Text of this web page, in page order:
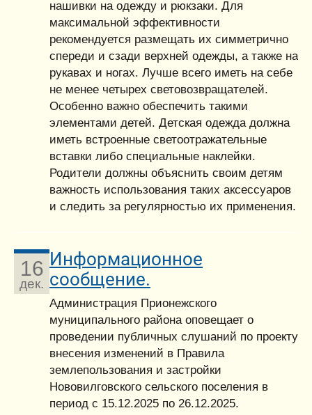
нашивки на одежду и рюкзаки. Для
максимальной эффективности
рекомендуется размещать их симметрично
спереди и сзади верхней одежды, а также на
рукавах и ногах. Лучше всего иметь на себе
не менее четырех световозвращателей.
Особенно важно обеспечить такими
элементами детей. Детская одежда должна
иметь встроенные светоотражательные
вставки либо специальные наклейки.
Родители должны объяснить своим детям
важность использования таких аксессуаров
и следить за регулярностью их применения.
16
дек.
Информационное
сообщение.
Администрация Прионежского
муниципального района оповещает о
проведении публичных слушаний по проекту
внесения изменений в Правила
землепользования и застройки
Нововилговского сельского поселения в
период с 15.12.2025 по 26.12.2025.